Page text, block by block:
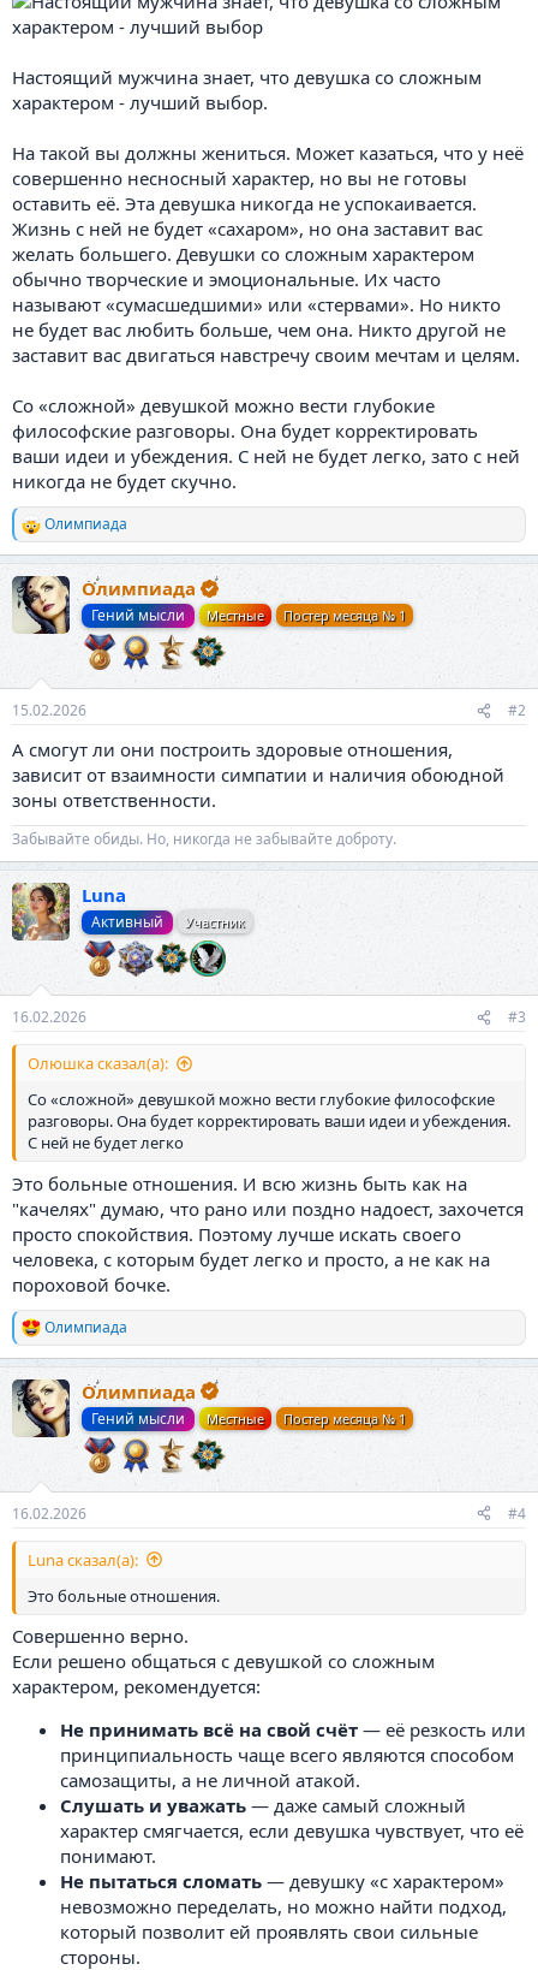
Настоящий мужчина знает, что девушка со сложным
характером - лучший выбор.
На такой вы должны жениться. Может казаться, что у неё
совершенно несносный характер, но вы не готовы
оставить её. Эта девушка никогда не успокаивается.
Жизнь с ней не будет «сахаром», но она заставит вас
желать большего. Девушки со сложным характером
обычно творческие и эмоциональные. Их часто
называют «сумасшедшими» или «стервами». Но никто
не будет вас любить больше, чем она. Никто другой не
заставит вас двигаться навстречу своим мечтам и целям.
Со «сложной» девушкой можно вести глубокие
философские разговоры. Она будет корректировать
ваши идеи и убеждения. С ней не будет легко, зато с ней
никогда не будет скучно.
Р
е
к
ц
Олимпиада
Олимпиада
Гений мысли Местные Постер месяца № 1
15.02.2026 #2
А смогут ли они построить здоровые отношения,
зависит от взаимности симпатии и наличия обоюдной
зоны ответственности.
Забывайте обиды. Но, никогда не забывайте доброту.
Luna
Активный Участник
16.02.2026 #3
Олюшка сказал(а):
Со «сложной» девушкой можно вести глубокие философские
разговоры. Она будет корректировать ваши идеи и убеждения.
С ней не будет легко
Это больные отношения. И всю жизнь быть как на
"качелях" думаю, что рано или поздно надоест, захочется
просто спокойствия. Поэтому лучше искать своего
человека, с которым будет легко и просто, а не как на
пороховой бочке.
Р
е
к
ц
Олимпиада
Олимпиада
Гений мысли Местные Постер месяца № 1
16.02.2026 #4
Luna сказал(а):
Это больные отношения.
Совершенно верно.
Если решено общаться с девушкой со сложным
характером, рекомендуется:
Не принимать всё на свой счёт — её резкость или
принципиальность чаще всего являются способом
самозащиты, а не личной атакой.
Слушать и уважать — даже самый сложный
характер смягчается, если девушка чувствует, что её
понимают.
Не пытаться сломать — девушку «с характером»
невозможно переделать, но можно найти подход,
который позволит ей проявлять свои сильные
стороны.